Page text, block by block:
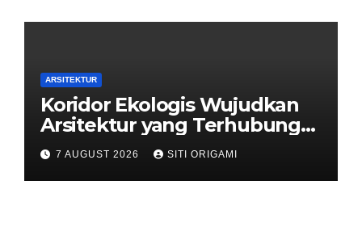
ARSITEKTUR
Koridor Ekologis Wujudkan
Arsitektur yang Terhubung
dengan Alam
7 AUGUST 2026 SITI ORIGAMI